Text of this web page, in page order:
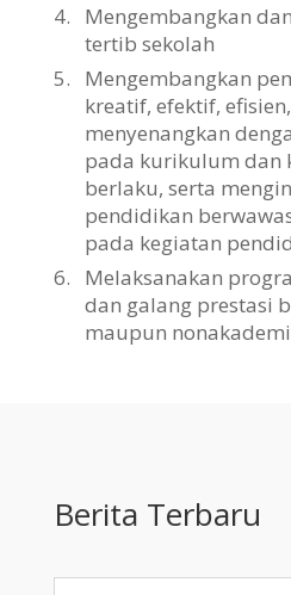
4.
Mengembangkan
tertib sekolah
5.
Mengembangkan
kreatif, efektif,
menyenangkan
pada kurikulum dan
berlaku, serta
pendidikan
pada kegiatan
6.
Melaksanakan
dan galang prestasi
maupun
Berita Terbaru